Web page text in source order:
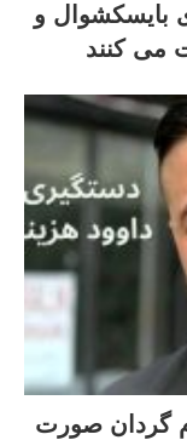
بایسکشوال و
می کنند
گردان صورت